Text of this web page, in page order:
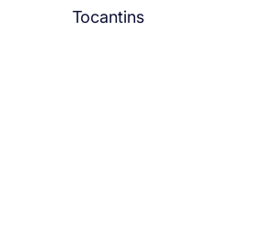
Tocantins